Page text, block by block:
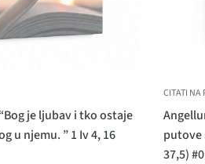
je ljubav i tko ostaje
u njemu. ” 1 Iv 4, 16
CITATI NA
putove
37,5)